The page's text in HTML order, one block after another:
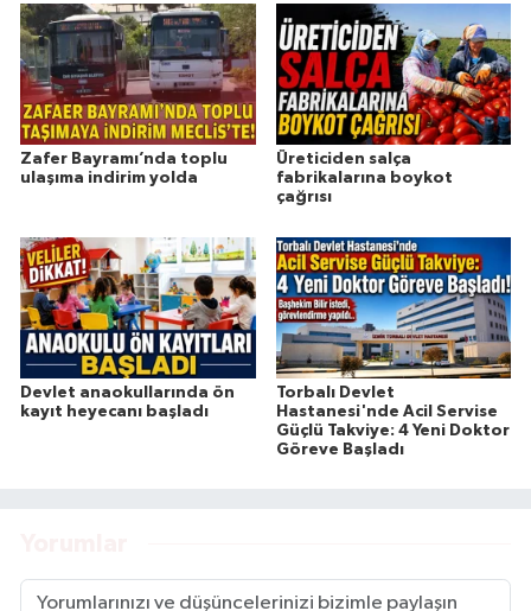
Zafer Bayramı’nda toplu
ulaşıma indirim yolda
Üreticiden salça
fabrikalarına boykot
çağrısı
Devlet anaokullarında ön
kayıt heyecanı başladı
Torbalı Devlet
Hastanesi'nde Acil Servise
Güçlü Takviye: 4 Yeni Doktor
Göreve Başladı